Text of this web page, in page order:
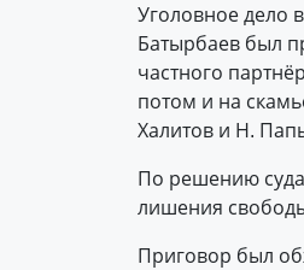
Уголовное дело
Батырбаев был
частного
потом и на
Халитов и Н.
По решению
лишения
Приговор был